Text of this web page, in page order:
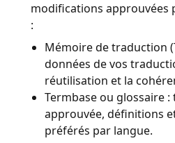
modifications approuvées
:
Mémoire de traduction
données de vos
réutilisation et la
Termbase ou glossaire
approuvée, définitions
préférés par langue.